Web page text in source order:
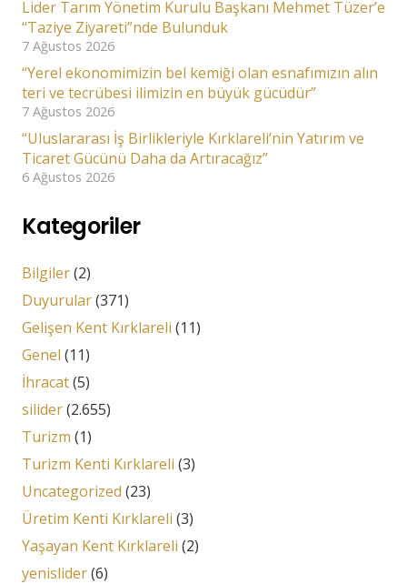
Lider Tarım Yönetim Kurulu Başkanı Mehmet Tüzer’e
“Taziye Ziyareti”nde Bulunduk
7 Ağustos 2026
“Yerel ekonomimizin bel kemiği olan esnafımızın alın
teri ve tecrübesi ilimizin en büyük gücüdür”
7 Ağustos 2026
“Uluslararası İş Birlikleriyle Kırklareli’nin Yatırım ve
Ticaret Gücünü Daha da Artıracağız”
6 Ağustos 2026
Kategoriler
Bilgiler(2)
Duyurular(371)
Gelişen Kent Kırklareli (11)
Genel (11)
İhracat(5)
silider(2.655)
Turizm (1)
Turizm Kenti Kırklareli (3)
Uncategorized (23)
Üretim Kenti Kırklareli (3)
Yaşayan Kent Kırklareli (2)
yenislider(6)